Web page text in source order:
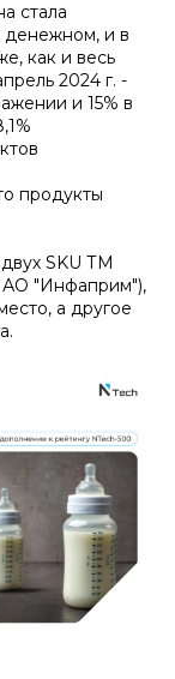
стала
денежном, и в
как и весь
2024 г. -
и 15% в
продукты
SKU ТМ
АО "Инфаприм"),
а другое